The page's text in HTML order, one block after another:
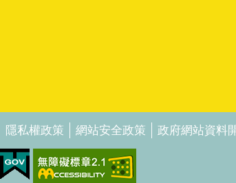
隱私權政策 網站安全政策 政府網站資料